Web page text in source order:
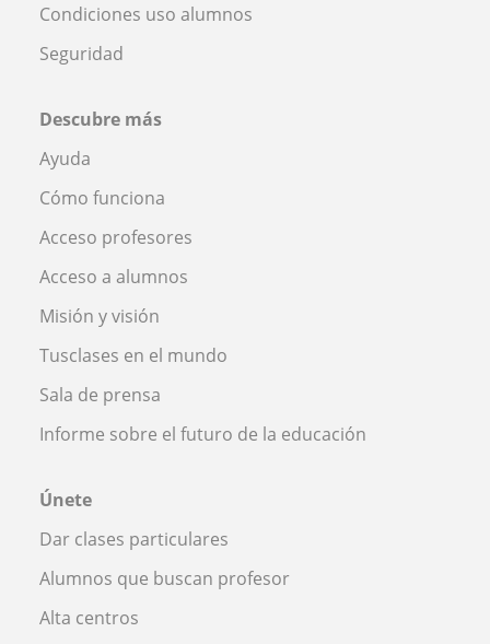
Condiciones uso alumnos
Seguridad
Descubre más
Ayuda
Cómo funciona
Acceso profesores
Acceso a alumnos
Misión y visión
Tusclases en el mundo
Sala de prensa
Informe sobre el futuro de la educación
Únete
Dar clases particulares
Alumnos que buscan profesor
Alta centros